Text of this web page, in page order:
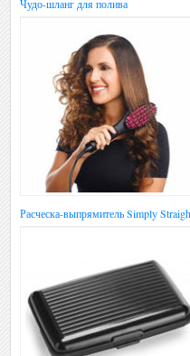
Чудо-шланг для полива
Расческа-выпрямитель Simply